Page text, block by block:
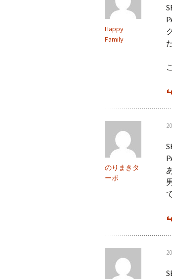
Happy
Family
のりまきタ
ーボ